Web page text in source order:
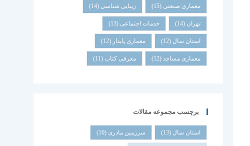
معماری صنعتی (15) زیبایی شناسی (14)
تهران (14) خدمات اجتماعی (13)
استان سال (12) معماری پایدار (12)
معماری مساجد(12) معرفی کتاب (11)
برچسب مجموعه مقالات
استان سال (13) سرزمین مادری (10)